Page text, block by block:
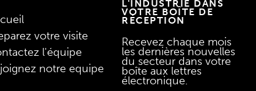
votre visite
l'équipe
notre equipe
L'INDUSTRIE DANS
VOTRE BOÎTE DE
RÉCEPTION
Recevez chaque mois
les dernières nouvelles
du secteur dans votre
boîte aux lettres
électronique.